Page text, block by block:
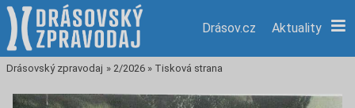
Drásov.cz Aktuality
Drásovský zpravodaj » 2/2026 » Tisková strana